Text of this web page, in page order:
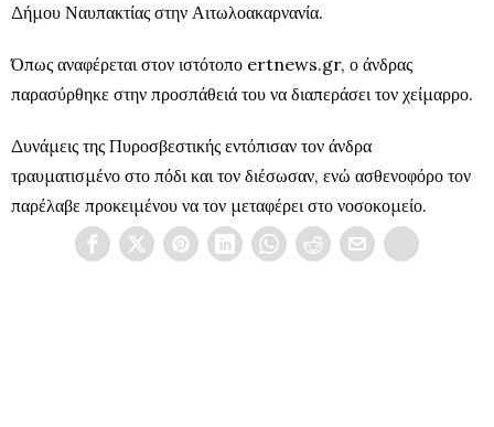
Δήμου Ναυπακτίας στην Αιτωλοακαρνανία.
Όπως αναφέρεται στον ιστότοπο ertnews.gr, ο άνδρας
παρασύρθηκε στην προσπάθειά του να διαπεράσει τον χείμαρρο.
Δυνάμεις της Πυροσβεστικής εντόπισαν τον άνδρα
τραυματισμένο στο πόδι και τον διέσωσαν, ενώ ασθενοφόρο τον
παρέλαβε προκειμένου να τον μεταφέρει στο νοσοκομείο.